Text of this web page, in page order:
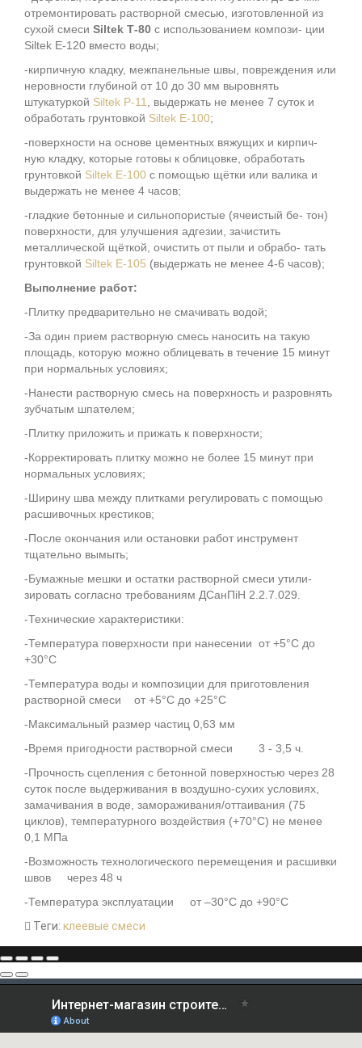
отремонтировать растворной смесью, изготовленной из
сухой смеси Siltek Т-80 с использованием компози- ции
Siltek Е-120 вместо воды;
-кирпичную кладку, межпанельные швы, повреждения или
неровности глубиной от 10 до 30 мм выровнять
штукатуркой Siltek Р-11
, выдержать не менее 7 суток и
обработать грунтовкой Siltek Е-100;
-поверхности на основе цементных вяжущих и кирпич-
ную кладку, которые готовы к облицовке, обработать
грунтовкой Siltek Е-100 с помощью щётки или валика и
выдержать не менее 4 часов;
-гладкие бетонные и сильнопористые (ячеистый бе- тон)
поверхности, для улучшения адгезии, зачистить
металлической щёткой, очистить от пыли и обрабо- тать
грунтовкой Siltek Е-105 (выдержать не менее 4-6 часов);
Выполнение работ:
-Плитку предварительно не смачивать водой;
-За один прием растворную смесь наносить на такую
площадь, которую можно облицевать в течение 15 минут
при нормальных условиях;
-Нанести растворную смесь на поверхность и разровнять
зубчатым шпателем;
-Плитку приложить и прижать к поверхности;
-Корректировать плитку можно не более 15 минут при
нормальных условиях;
-Ширину шва между плитками регулировать с помощью
расшивочных крестиков;
-После окончания или остановки работ инструмент
тщательно вымыть;
-Бумажные мешки и остатки растворной смеси утили-
зировать согласно требованиям ДСанПіН 2.2.7.029.
-Технические характеристики:
-Температура поверхности при нанесении от +5°С до
+30°С
-Температура воды и композиции для приготовления
растворной смеси от +5°С до +25°С
-Максимальный размер частиц 0,63 мм
-Время пригодности растворной смеси 3 - 3,5 ч.
-Прочность сцепления с бетонной поверхностью через 28
суток после выдерживания в воздушно-сухих условиях,
замачивания в воде, замораживания/оттаивания (75
циклов), температурного воздействия (+70°С) не менее
0,1 МПа
-Возможность технологического перемещения и расшивки
швов через 48 ч
-Температура эксплуатации от –30°С до +90°С
Теги: клеевые смеси